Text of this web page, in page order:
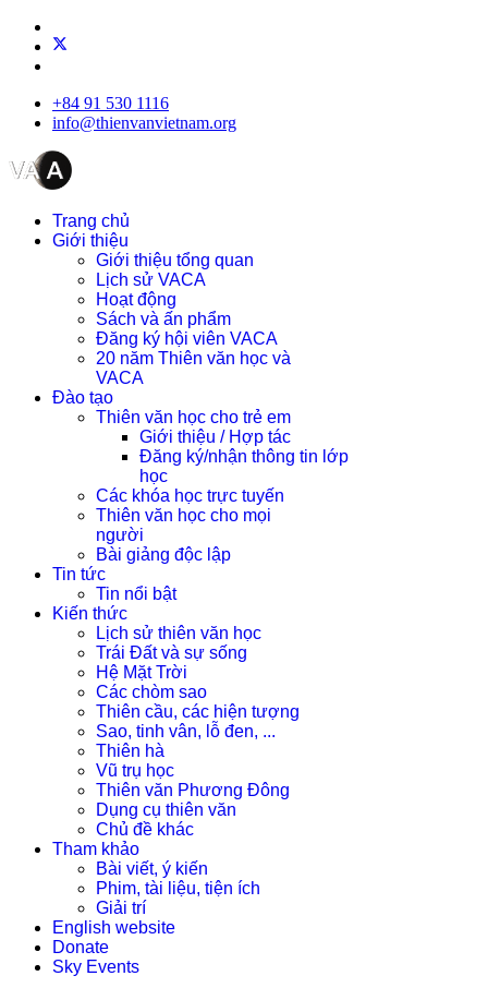
+84 91 530 1116
info@thienvanvietnam.org
Trang chủ
Giới thiệu
Giới thiệu tổng quan
Lịch sử VACA
Hoạt động
Sách và ấn phẩm
Đăng ký hội viên VACA
20 năm Thiên văn học và
VACA
Đào tạo
Thiên văn học cho trẻ em
Giới thiệu / Hợp tác
Đăng ký/nhận thông tin lớp
học
Các khóa học trực tuyến
Thiên văn học cho mọi
người
Bài giảng độc lập
Tin tức
Tin nổi bật
Kiến thức
Lịch sử thiên văn học
Trái Đất và sự sống
Hệ Mặt Trời
Các chòm sao
Thiên cầu, các hiện tượng
Sao, tinh vân, lỗ đen, ...
Thiên hà
Vũ trụ học
Thiên văn Phương Đông
Dụng cụ thiên văn
Chủ đề khác
Tham khảo
Bài viết, ý kiến
Phim, tài liệu, tiện ích
Giải trí
English website
Donate
Sky Events